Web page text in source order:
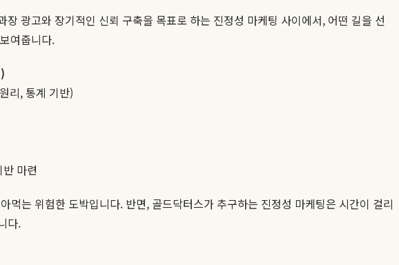
광고와 장기적인 신뢰 구축을 목표로 하는 진정성 마케팅 사이에서, 어떤 길을 선
여줍니다.
리, 통계 기반)
마련
는 위험한 도박입니다. 반면, 골드닥터스가 추구하는 진정성 마케팅은 시간이 걸리
다.